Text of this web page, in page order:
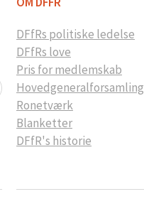
DFfRs politiske ledelse
DFfRs love
Pris for medlemskab
Hovedgeneralforsamling
Ronetværk
Blanketter
DFfR's historie